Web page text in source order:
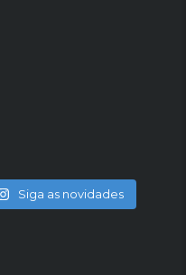
Siga as novidades